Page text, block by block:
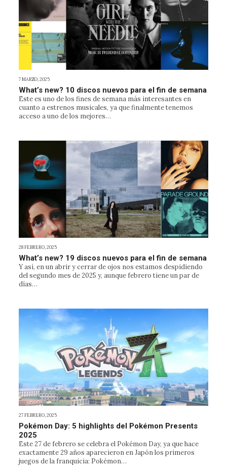
7 MARZO, 2025
What’s new? 10 discos nuevos para el fin de semana
Este es uno de los fines de semana más interesantes en
cuanto a estrenos musicales, ya que finalmente tenemos
acceso a uno de los mejores…
28 FEBRERO, 2025
What’s new? 19 discos nuevos para el fin de semana
Y así, en un abrir y cerrar de ojos nos estamos despidiendo
del segundo mes de 2025 y, aunque febrero tiene un par de
días…
27 FEBRERO, 2025
Pokémon Day: 5 highlights del Pokémon Presents
2025
Este 27 de febrero se celebra el Pokémon Day, ya que hace
exactamente 29 años aparecieron en Japón los primeros
juegos de la franquicia: Pokémon…